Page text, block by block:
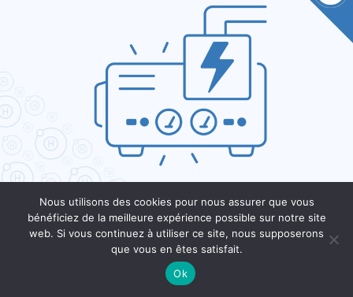
Caterpillar se lance dans le groupe
électrogène à hydrogène
02/09/2021
Nous utilisons des cookies pour nous assurer que vous
bénéficiez de la meilleure expérience possible sur notre site
web. Si vous continuez à utiliser ce site, nous supposerons
que vous en êtes satisfait.
Ok